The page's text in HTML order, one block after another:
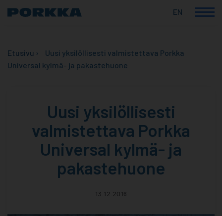
content
Korkealaatuiset
EN
Etusivu ›
Uusi yksilöllisesti valmistettava Porkka
Universal kylmä- ja pakastehuone
Uusi yksilöllisesti
valmistettava Porkka
Universal kylmä- ja
pakastehuone
13.12.2016